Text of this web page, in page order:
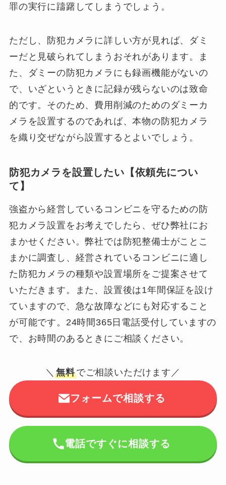
罪の実行に躊躇してしまうでしょう。
ただし、防犯カメラに詳しい方が見れば、ダミ
ーだと見破られてしまうおそれがあります。ま
た、ダミーの防犯カメラにも録画機能がないの
で、いざというときに記録が残らないのは致命
的です。そのため、費用削減のためのダミーカ
メラを設置するのであれば、本物の防犯カメラ
を織り交ぜながら設置するとよいでしょう。
防犯カメラを設置したい【依頼先につい
て】
強盗から経営しているコンビニを守るための防
犯カメラ設置をお考えでしたら、ぜひ弊社にお
まかせください。弊社では防犯整備士がことこ
まかに調査し、経営されているコンビニに適し
た防犯カメラの種類や設置場所をご提案させて
いただきます。また、設置後は1年間保証を設け
ていますので、急な故障などにも対応すること
が可能です。24時間365日電話受付していますの
で、お時間のあるときにご相談ください。
＼無料でご相談いただけます／
フォームで相談する
電話ですぐに相談する